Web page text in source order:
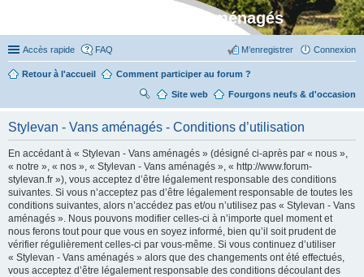
Stylevan - Vans aménagés
Accès rapide FAQ Connexion
M’enregistrer
Retour à l'accueil Comment participer au forum ?
Fourgons neufs & d'occasion
Site web
R
her
ch
er
Stylevan - Vans aménagés - Conditions d’utilisation
En accédant à « Stylevan - Vans aménagés » (désigné ci-après par « nous »,
« notre », « nos », « Stylevan - Vans aménagés », « http://www.forum-
stylevan.fr »), vous acceptez d’être légalement responsable des conditions
suivantes. Si vous n’acceptez pas d’être légalement responsable de toutes les
conditions suivantes, alors n’accédez pas et/ou n’utilisez pas « Stylevan - Vans
aménagés ». Nous pouvons modifier celles-ci à n’importe quel moment et
nous ferons tout pour que vous en soyez informé, bien qu’il soit prudent de
vérifier régulièrement celles-ci par vous-même. Si vous continuez d’utiliser
« Stylevan - Vans aménagés » alors que des changements ont été effectués,
vous acceptez d’être légalement responsable des conditions découlant des